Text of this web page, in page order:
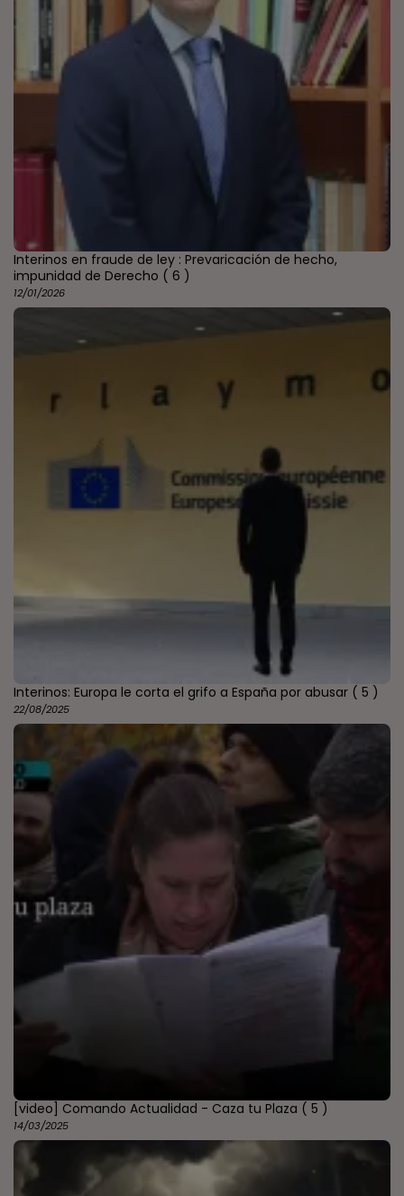
Interinos en fraude de ley : Prevaricación de hecho,
impunidad de Derecho ( 6 )
12/01/2026
Interinos: Europa le corta el grifo a España por abusar ( 5 )
22/08/2025
[video] Comando Actualidad - Caza tu Plaza ( 5 )
14/03/2025